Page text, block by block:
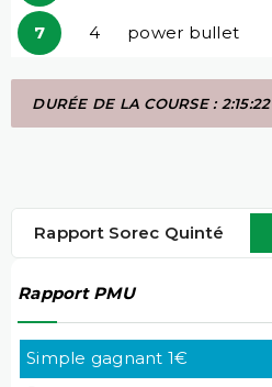
7 4 power bullet
DURÉE DE LA COURSE : 2:15:22
Rapport Sorec Quinté
Rapport PMU
Simple gagnant 1€